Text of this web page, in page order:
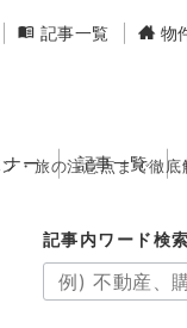
ナー 記事一覧
記事一覧 物
・旅の注意点まで徹底
記事内ワード検索